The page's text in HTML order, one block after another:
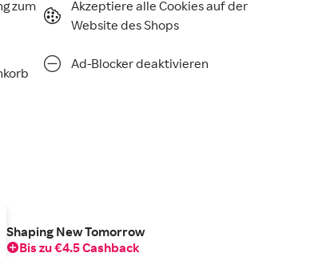
zum
Akzeptiere alle Cookies auf der
Website des Shops
Ad-Blocker deaktivieren
Shaping New Tomorrow
Bis zu €4.5 Cashback